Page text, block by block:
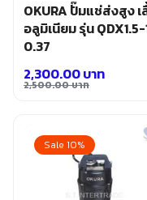
OKURA ปั๊มแช่ส่งสูง
อลูมิเนียม รุ่น
0.37
2,500.00บาท
was:
2,500.00 บาท.
2,300.00บาท
is:
2,300.00 บาท.
Sale 10%